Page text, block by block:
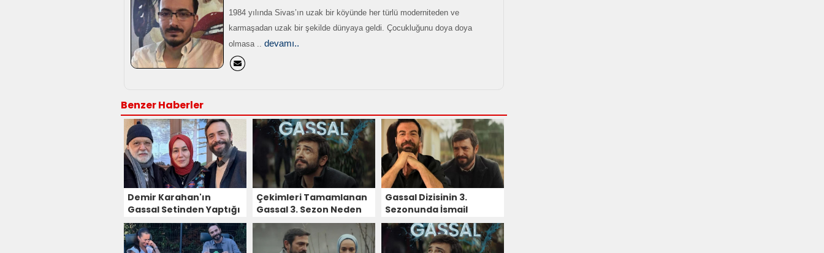
1984 yılında Sivas’ın uzak bir köyünde her türlü moderniteden ve
karmaşadan uzak bir şekilde dünyaya geldi. Çocukluğunu doya doya
olmasa .. devamı..
Benzer Haberler
Demir Karahan'ın
Gassal Setinden Yaptığı
Paylaşım Heyecan
Yarattı!
Çekimleri Tamamlanan
Gassal 3. Sezon Neden
Yayınlanmadı?
Gassal Dizisinin 3.
Sezonunda İsmail
Demirci Sürprizi Mi Var?
Oyuncu Kadrosu Merak
Konusu Oldu!